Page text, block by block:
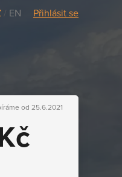
/ EN Přihlásit se
od 25.6.2021